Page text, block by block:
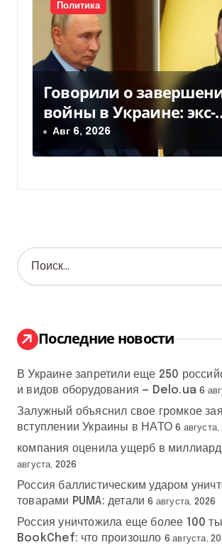
Политика
Говорили о
войны в Украине: экс-
чиновники ЕС и РФ
тайные переговоры,
Авг 6, 2026
Н
а
:
Последние новости
В Украине запретили еще 250
и видов оборудования — Delo.ua 6
Залужный объяснил свое громкое
вступлении Украины в НАТО 6 августа,
компания оценила ущерб в
августа, 2026
Россия баллистическим ударом
товарами PUMA: детали 6 августа, 2026
Россия уничтожила еще более 100
BookChef: что произошло 6 августа,